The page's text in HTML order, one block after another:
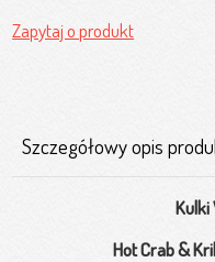
Zapytaj o produkt
Szczegółowy opis
Kulki
Hot Crab &